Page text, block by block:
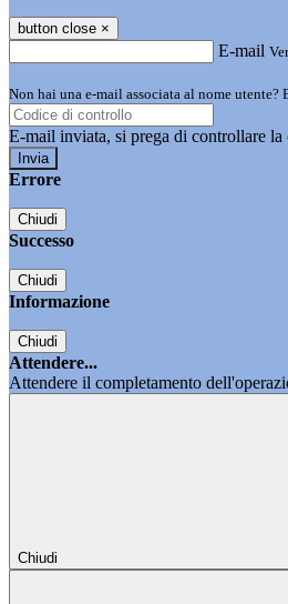
button close ×
E-mail
Non hai una e-mail associata al nome
E-mail inviata, si prega di controllare la
Errore
Chiudi
Successo
Chiudi
Informazione
Chiudi
Attendere...
Attendere il completamento
Chiudi